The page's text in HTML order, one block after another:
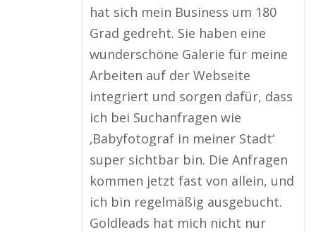
hat sich mein Business um 180
Grad gedreht. Sie haben eine
wunderschöne Galerie für meine
Arbeiten auf der Webseite
integriert und sorgen dafür, dass
ich bei Suchanfragen wie
‚Babyfotograf in meiner Stadt‘
super sichtbar bin. Die Anfragen
kommen jetzt fast von allein, und
ich bin regelmäßig ausgebucht.
Goldleads hat mich nicht nur